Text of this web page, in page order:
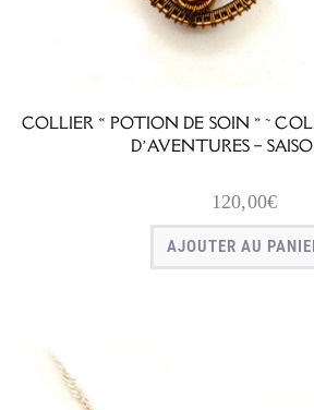
COLLIER « POTION DE SOIN » ~
D’AVENTURES –
120,00€
AJOUTER AU